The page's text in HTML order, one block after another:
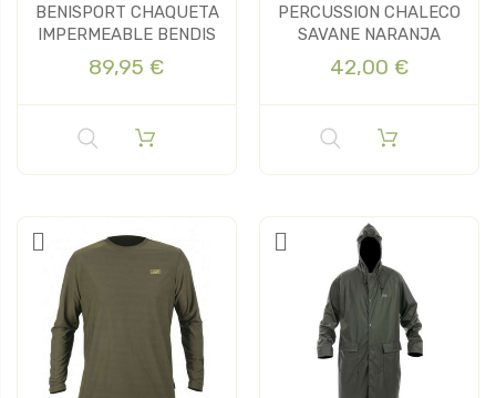
BENISPORT CHAQUETA
IMPERMEABLE BENDIS
89,95 €
PERCUSSION CHALECO
SAVANE NARANJA
42,00 €